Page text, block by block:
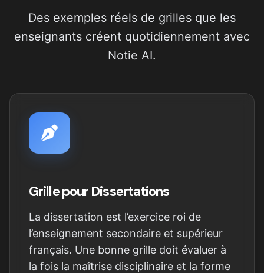
Des exemples réels de grilles que les
enseignants créent quotidiennement avec
Notie AI.
Grille pour Dissertations
La dissertation est l’exercice roi de
l’enseignement secondaire et supérieur
français. Une bonne grille doit évaluer à
la fois la maîtrise disciplinaire et la forme